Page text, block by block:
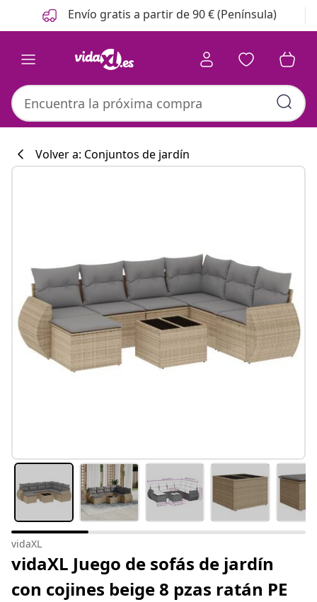
Anterior
Siguiente Envío gratis a partir de 90 € (Península)
#sharemevidaxl
Volver a: Conjuntos de jardín
vidaXL
vidaXL Juego de sofás de jardín
con cojines beige 8 pzas ratán PE